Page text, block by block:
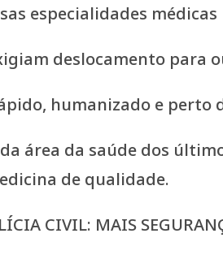
especialidades médicas
deslocamento para
humanizado e perto
área da saúde dos
de qualidade.
CIVIL: MAIS